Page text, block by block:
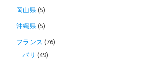
岡山県 (5)
沖縄県 (5)
フランス (76)
パリ (49)